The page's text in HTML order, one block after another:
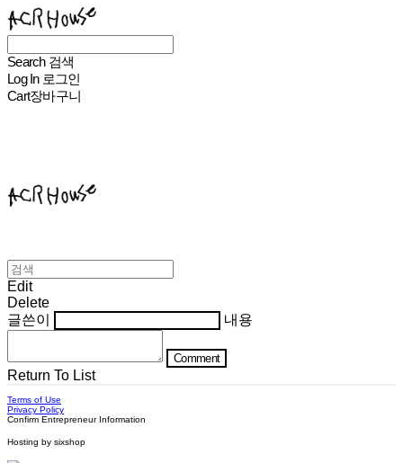
Search 검색
Log In 로그인
Cart장바구니
Edit
Delete
글쓴이
내용
Comment
Return To List
Terms of Use
Privacy Policy
Confirm Entrepreneur Information
Hosting by sixshop